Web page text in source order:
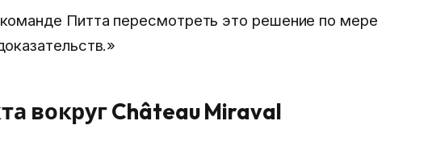
Питта пересмотреть это решение по мере
вокруг Château Miraval